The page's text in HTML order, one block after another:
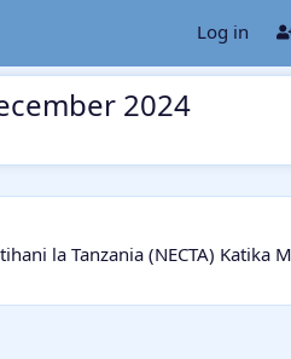
Log in
2024
la Tanzania (NECTA) Katika